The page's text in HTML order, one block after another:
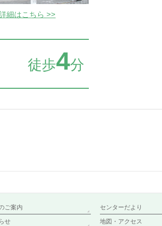
細はこちら >>
徒歩4分
ご案内 センターだより
せ 地図・アクセス